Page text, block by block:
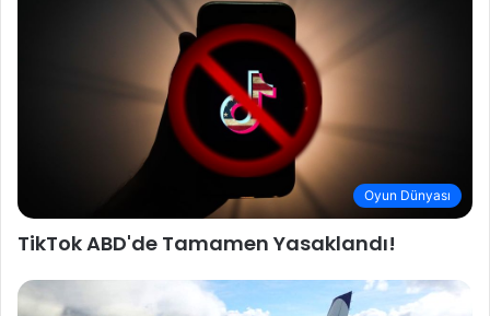
Oyun Dünyası
TikTok ABD'de Tamamen Yasaklandı!